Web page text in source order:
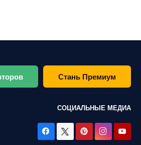
Стань Премиум
СОЦИАЛЬНЫЕ МЕДИА